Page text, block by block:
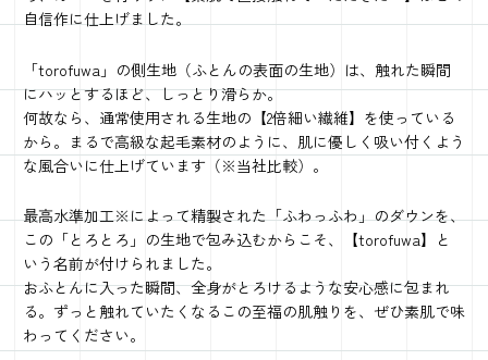
自信作に仕上げました。
「torofuwa」の側生地（ふとんの表面の生地）は、触れた瞬間
にハッとするほど、しっとり滑らか。
何故なら、通常使用される生地の【2倍細い繊維】を使っている
から。まるで高級な起毛素材のように、肌に優しく吸い付くよう
な風合いに仕上げています（※当社比較）。
最高水準加工※によって精製された「ふわっふわ」のダウンを、
この「とろとろ」の生地で包み込むからこそ、【torofuwa】と
いう名前が付けられました。
おふとんに入った瞬間、全身がとろけるような安心感に包まれ
る。ずっと触れていたくなるこの至福の肌触りを、ぜひ素肌で味
わってください。